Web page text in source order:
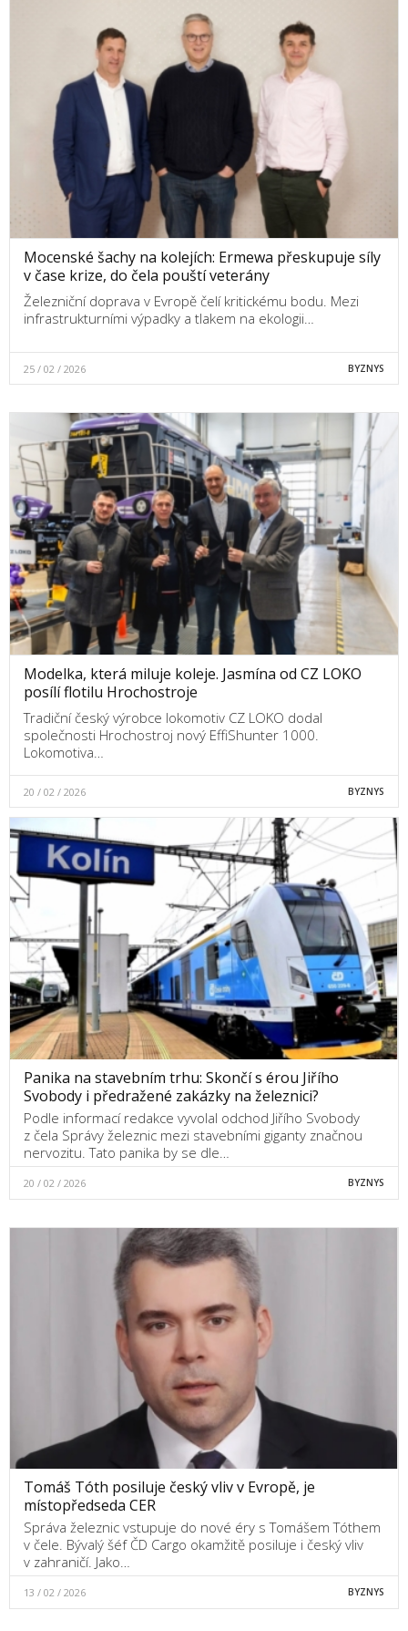
Mocenské šachy na kolejích: Ermewa přeskupuje síly
v čase krize, do čela pouští veterány
Železniční doprava v Evropě čelí kritickému bodu. Mezi
infrastrukturními výpadky a tlakem na ekologii…
25 / 02 / 2026 BYZNYS
Modelka, která miluje koleje. Jasmína od CZ LOKO
posílí flotilu Hrochostroje
Tradiční český výrobce lokomotiv CZ LOKO dodal
společnosti Hrochostroj nový EffiShunter 1000.
Lokomotiva…
20 / 02 / 2026 BYZNYS
Panika na stavebním trhu: Skončí s érou Jiřího
Svobody i předražené zakázky na železnici?
Podle informací redakce vyvolal odchod Jiřího Svobody
z čela Správy železnic mezi stavebními giganty značnou
nervozitu. Tato panika by se dle…
20 / 02 / 2026 BYZNYS
Tomáš Tóth posiluje český vliv v Evropě, je
místopředseda CER
Správa železnic vstupuje do nové éry s Tomášem Tóthem
v čele. Bývalý šéf ČD Cargo okamžitě posiluje i český vliv
v zahraničí. Jako…
13 / 02 / 2026 BYZNYS